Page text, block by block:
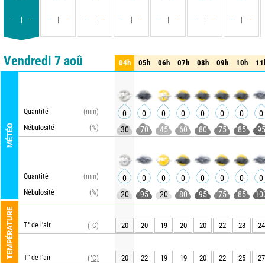
- - - - - - - - - - - - - -
Comparateur détaillé synthétique
Vendredi 7 aoû
MÉTÉO
Quantité
(mm)
Nébulosité
(%)
Quantité
(mm)
Nébulosité
(%)
TEMPÉRATURE T° de l'air (°C)
T° de l'air (°C)
04h 05h 06h 07h 08h 09h 10h
04h 05h 06h 07h 08h 09h 10h
0 0 0 0 0 0 0
0
30
70 45 60 80 75 85 95
0 0 0 0 0 0 0
0
20
95 20 80 95 75 85
20 20 19 20 20 22 23 24
20 22 19 19 20 22 25 27